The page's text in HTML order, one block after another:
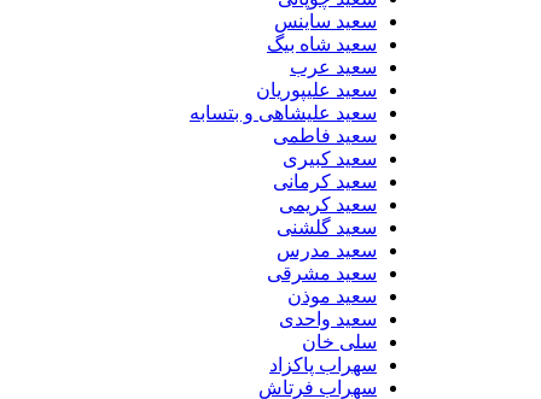
سعید ساینس
سعید شاه بیگ
سعید عرب
سعید علیپوریان
سعید علیشاهی و بتسابه
سعید فاطمی
سعید کبیری
سعید کرمانی
سعید کریمی
سعید گلشنی
سعید مدرس
سعید مشرقی
سعید موذن
سعید واحدی
سلی خان
سهراب پاکزاد
سهراب فرتاش